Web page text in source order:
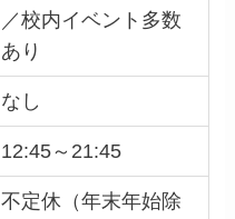
／校内イベント多数
あり
なし
12:45～21:45
不定休（年末年始除